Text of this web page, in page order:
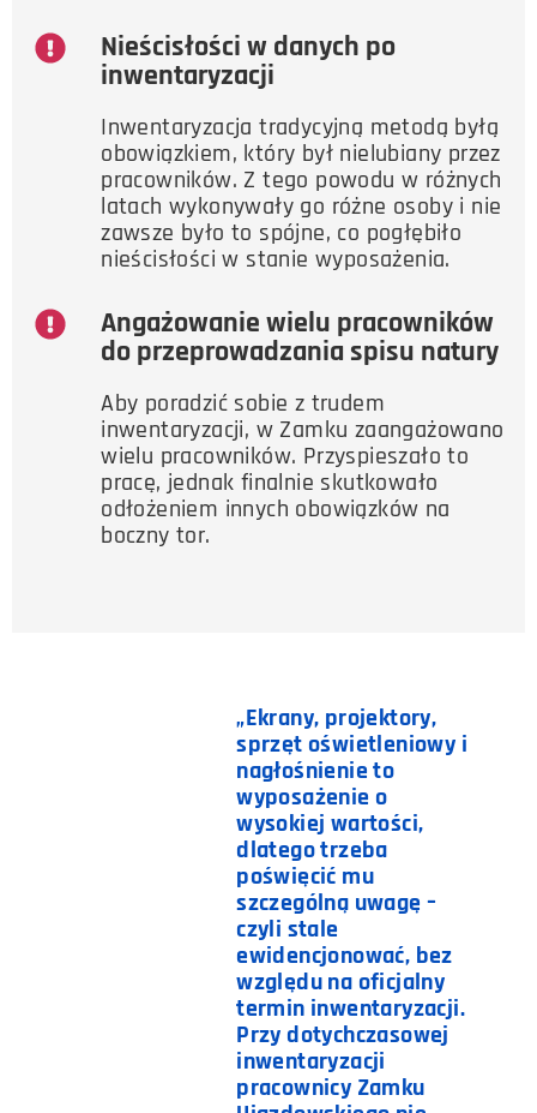
Nieścisłości w danych po
inwentaryzacji
Inwentaryzacja tradycyjną metodą byłą
obowiązkiem, który był nielubiany przez
pracowników. Z tego powodu w różnych
latach wykonywały go różne osoby i nie
zawsze było to spójne, co pogłębiło
nieścisłości w stanie wyposażenia.
Angażowanie wielu pracowników
do przeprowadzania spisu natury
Aby poradzić sobie z trudem
inwentaryzacji, w Zamku zaangażowano
wielu pracowników. Przyspieszało to
pracę, jednak finalnie skutkowało
odłożeniem innych obowiązków na
boczny tor.
„Ekrany, projektory,
sprzęt oświetleniowy i
nagłośnienie to
wyposażenie o
wysokiej wartości,
dlatego trzeba
poświęcić mu
szczególną uwagę –
czyli stale
ewidencjonować, bez
względu na oficjalny
termin inwentaryzacji.
Przy dotychczasowej
inwentaryzacji
pracownicy Zamku